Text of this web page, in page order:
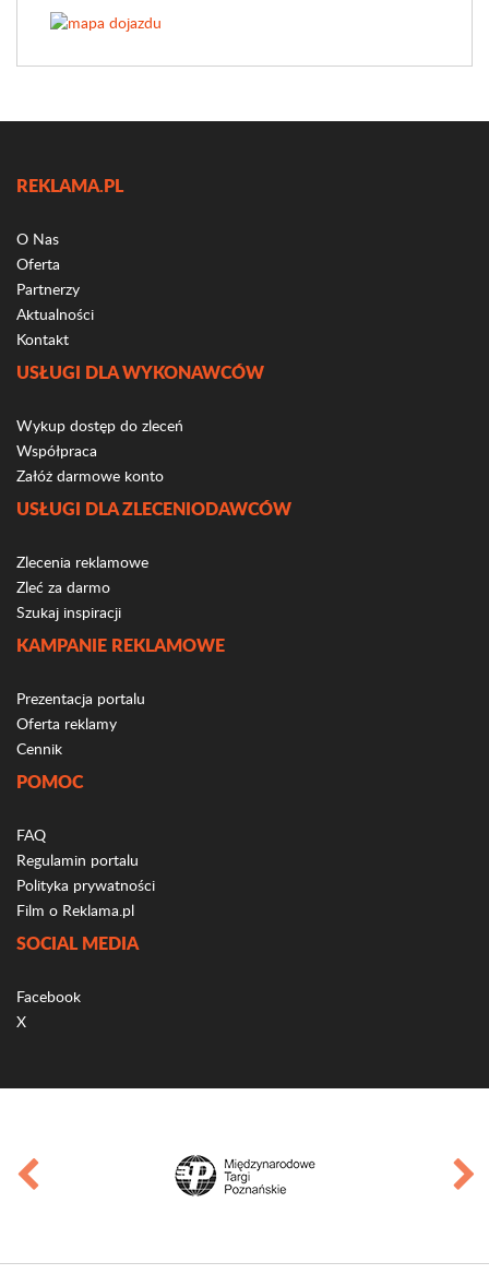
REKLAMA.PL
O Nas
Oferta
Partnerzy
Aktualności
Kontakt
USŁUGI DLA WYKONAWCÓW
Wykup dostęp do zleceń
Współpraca
Załóż darmowe konto
USŁUGI DLA ZLECENIODAWCÓW
Zlecenia reklamowe
Zleć za darmo
Szukaj inspiracji
KAMPANIE REKLAMOWE
Prezentacja portalu
Oferta reklamy
Cennik
POMOC
FAQ
Regulamin portalu
Polityka prywatności
Film o Reklama.pl
SOCIAL MEDIA
Facebook
X